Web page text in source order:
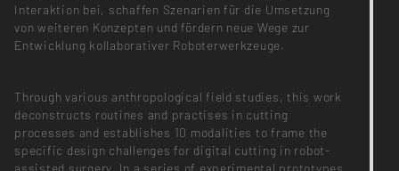
Interaktion bei, schaffen Szenarien für die Umsetzung
von weiteren Konzepten und fördern neue Wege zur
Entwicklung kollaborativer Roboterwerkzeuge.
Through various anthropological field studies, this work
deconstructs routines and practises in cutting
processes and establishes 10 modalities to frame the
specific design challenges for digital cutting in robot-